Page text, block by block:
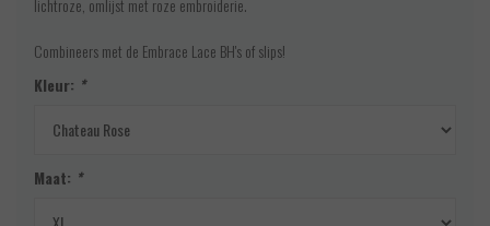
lichtroze, omlijst met roze embroiderie.
Combineers met de Embrace Lace BH's of slips!
Kleur: *
Maat: *